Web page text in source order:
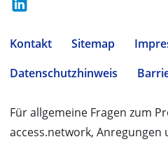
Kontakt Sitemap
Datenschutzhinweis
Für allgemeine Fragen zum
access.network,